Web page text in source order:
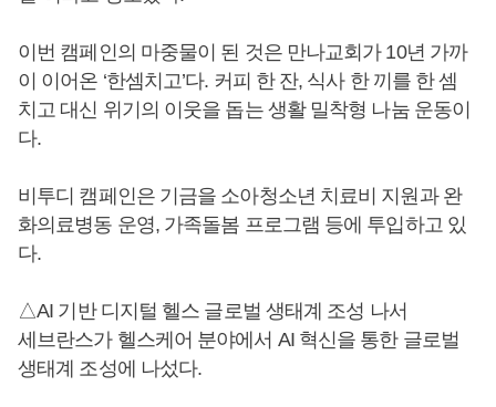
이번 캠페인의 마중물이 된 것은 만나교회가 10년 가까
이 이어온 ‘한셈치고’다. 커피 한 잔, 식사 한 끼를 한 셈
치고 대신 위기의 이웃을 돕는 생활 밀착형 나눔 운동이
다.
비투디 캠페인은 기금을 소아청소년 치료비 지원과 완
화의료병동 운영, 가족돌봄 프로그램 등에 투입하고 있
다.
△AI 기반 디지털 헬스 글로벌 생태계 조성 나서
세브란스가 헬스케어 분야에서 AI 혁신을 통한 글로벌
생태계 조성에 나섰다.